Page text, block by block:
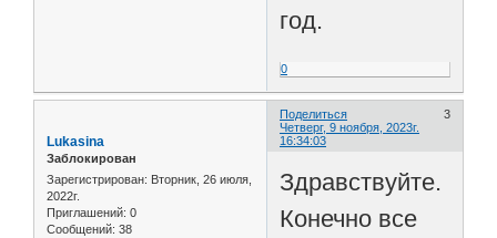
год.
0
Поделиться
3
Четверг, 9 ноября, 2023г.
16:34:03
Lukasina
Заблокирован
Зарегистрирован: Вторник, 26 июля,
2022г.
Приглашений: 0
Сообщений: 38
Здравствуйте.
Конечно все